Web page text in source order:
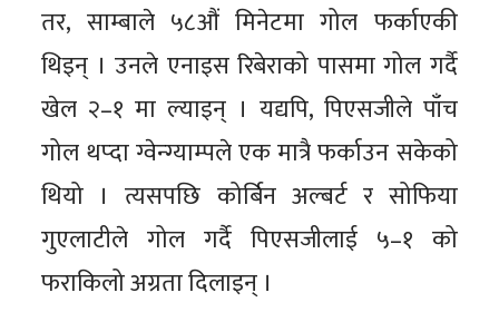
तर, साम्बाले ५८औं मिनेटमा गोल फर्काएकी
थिइन् । उनले एनाइस रिबेराको पासमा गोल गर्दै
खेल २–१ मा ल्याइन् । यद्यपि, पिएसजीले पाँच
गोल थप्दा ग्वेन्ग्याम्पले एक मात्रै फर्काउन सकेको
थियो । त्यसपछि कोर्बिन अल्बर्ट र सोफिया
गुएलाटीले गोल गर्दै पिएसजीलाई ५–१ को
फराकिलो अग्रता दिलाइन् ।